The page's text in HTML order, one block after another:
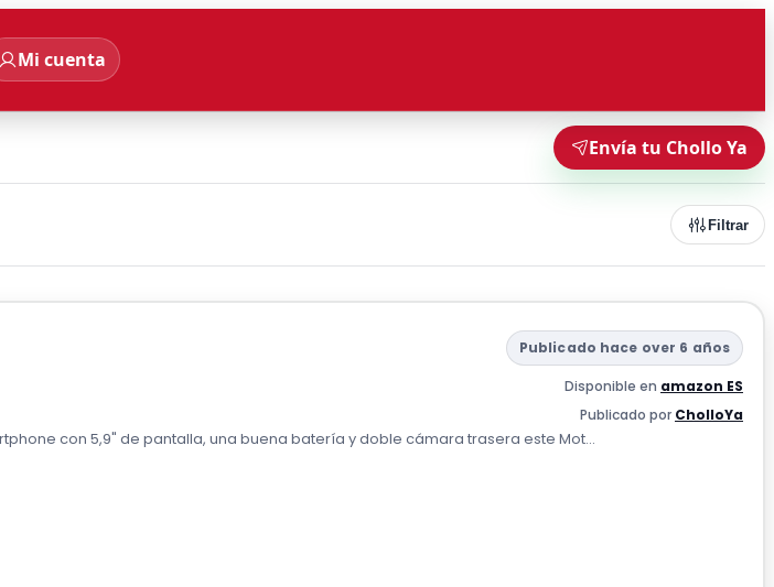
Mi cuenta
Envía tu Chollo Ya
Filtrar
Publicado hace over 6 años
Disponible en amazon ES
Publicado por CholloYa
con 5,9" de pantalla, una buena batería y doble cámara trasera este Mot...